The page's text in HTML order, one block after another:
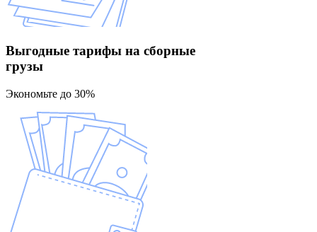
Выгодные тарифы на сборные
грузы
Экономьте до 30%